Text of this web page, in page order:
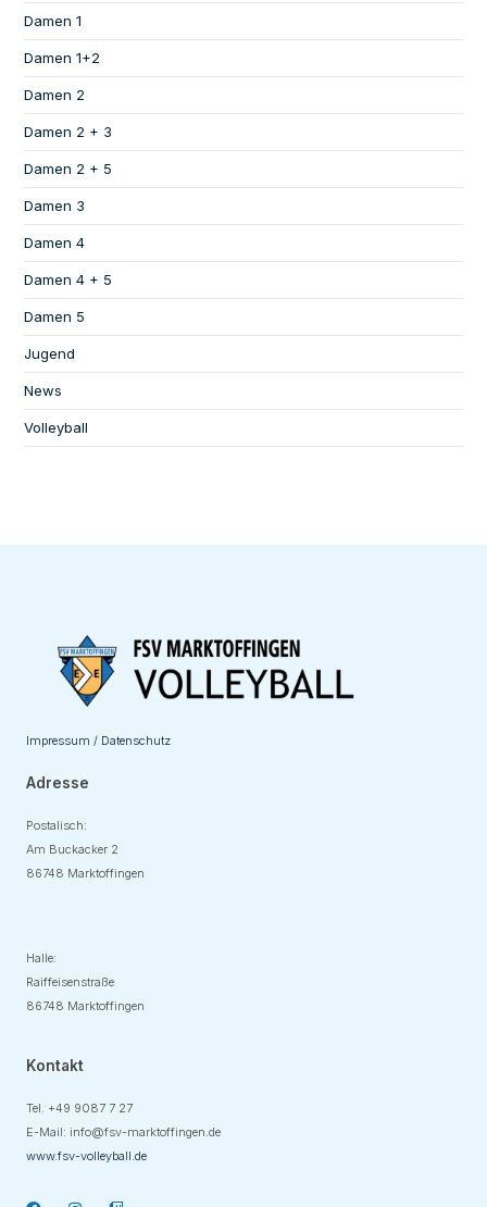
Damen 1
Damen 1+2
Damen 2
Damen 2 + 3
Damen 2 + 5
Damen 3
Damen 4
Damen 4 + 5
Damen 5
Jugend
News
Volleyball
Impressum / Datenschutz
Adresse
Postalisch:
Am Buckacker 2
86748 Marktoffingen
Halle:
Raiffeisenstraße
86748 Marktoffingen
Kontakt
Tel. +49 9087 7 27
E-Mail: info@fsv-marktoffingen.de
www.fsv-volleyball.de